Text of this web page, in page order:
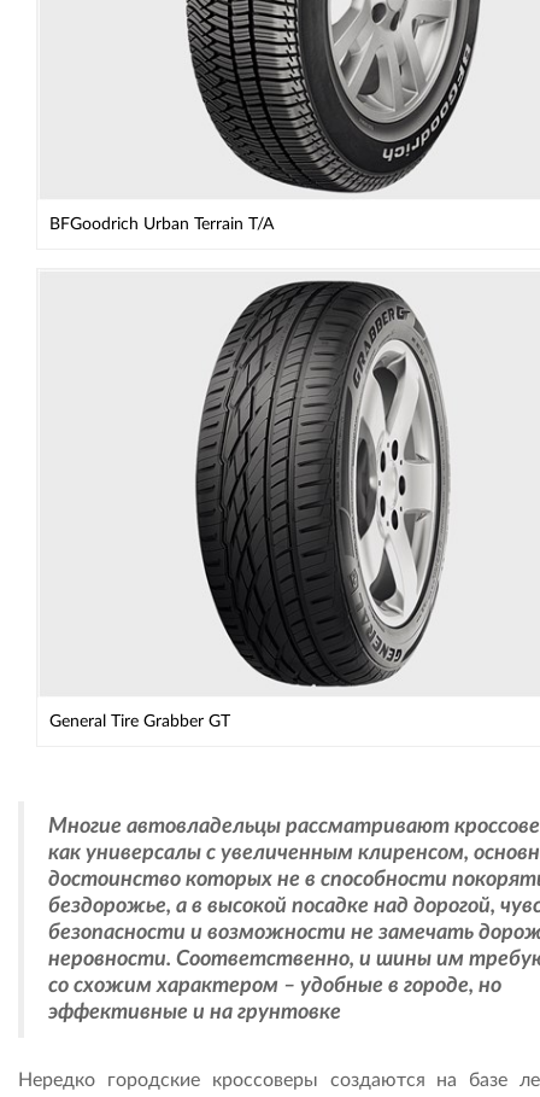
BFGoodrich Urban Terrain T/A
General Tire Grabber GT
Многие автовладельцы рассматривают
как универсалы с увеличенным клиренсом,
достоинство которых не в способности
бездорожье, а в высокой посадке над дорогой,
безопасности и возможности не замечать
неровности. Соответственно, и шины им
со схожим характером – удобные в городе, но
эффективные и на грунтовке
Нередко городские кроссоверы создаются на базе